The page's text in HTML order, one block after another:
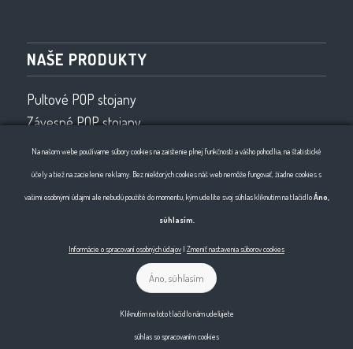
NAŠE PRODUKTY
Pultové POP stojany
Závesné POP stojany
Vybavenie obchodov
Drôtený program
Ohýbanie drôtu 2D, 3D
Na našom webe používame súbory cookies na zaistenie plnej funkčnosti a vášho pohodlia, na štatistické
účely a tiež na zacielenie reklamy. Bez niektorých cookies náš web nemôže fungovať, žiadne cookies s
vašimi osobnými údajmi ale nebudú použité do momentu, kým udelíte svoj súhlas kliknutím na tlačidloÁno,
súhlasím.
Informácie o spracovaní osobných údajov | Zmeniť nastavenia súborov cookies
Áno, súhlasím
Kliknutím na toto tlačidlo nám udeľujete
súhlas so spracovaním cookies